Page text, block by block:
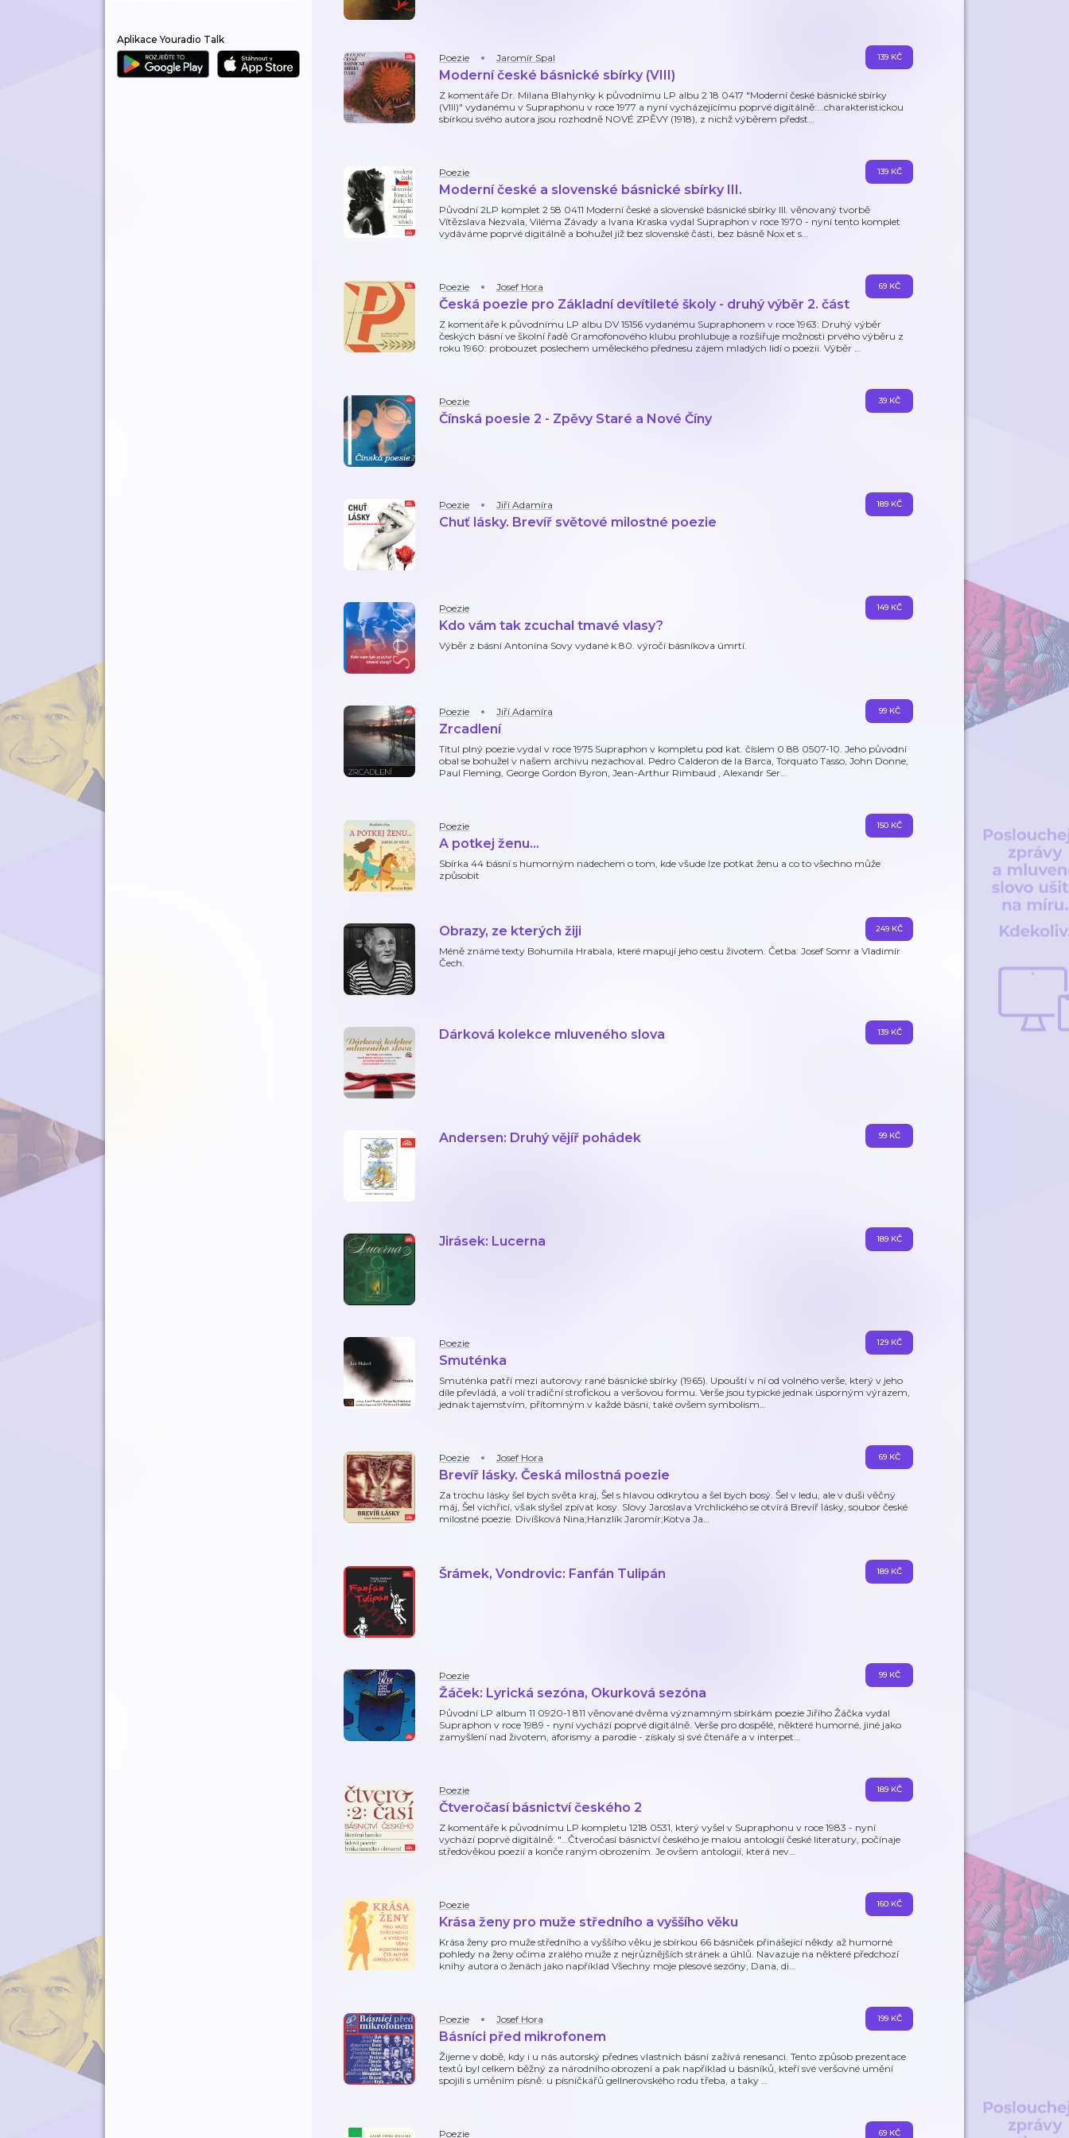
Aplikace Youradio Talk
Poezie Jaromír Spal
Moderní české básnické sbírky (VIII)
Z komentáře Dr. Milana Blahynky k původnímu LP albu 2 18 0417 "Moderní české básnické sbírky
(VIII)" vydanému v Supraphonu v roce 1977 a nyní vycházejícímu poprvé digitálně:...charakteristickou
sbírkou svého autora jsou rozhodně NOVÉ ZPĚVY (1918), z nichž výběrem předst…
139 KČ
Poezie
Moderní české a slovenské básnické sbírky III.
Původní 2LP komplet 2 58 0411 Moderní české a slovenské básnické sbírky III. věnovaný tvorbě
Vítězslava Nezvala, Viléma Závady a Ivana Kraska vydal Supraphon v roce 1970 - nyní tento komplet
vydáváme poprvé digitálně a bohužel již bez slovenské části, bez básně Nox et s…
139 KČ
Poezie Josef Hora
Česká poezie pro Základní devítileté školy - druhý výběr 2. část
Z komentáře k původnímu LP albu DV 15156 vydanému Supraphonem v roce 1963: Druhý výběr
českých básní ve školní řadě Gramofonového klubu prohlubuje a rozšiřuje možnosti prvého výběru z
roku 1960: probouzet poslechem uměleckého přednesu zájem mladých lidí o poezii. Výběr …
69 KČ
Poezie
Čínská poesie 2 - Zpěvy Staré a Nové Číny
39 KČ
Poezie Jiří Adamíra
Chuť lásky. Brevíř světové milostné poezie
189 KČ
Poezie
Kdo vám tak zcuchal tmavé vlasy?
Výběr z básní Antonína Sovy vydané k 80. výročí básníkova úmrtí.
149 KČ
Poezie Jiří Adamíra
Zrcadlení
Titul plný poezie vydal v roce 1975 Supraphon v kompletu pod kat. číslem 0 88 0507-10. Jeho původní
obal se bohužel v našem archivu nezachoval. Pedro Calderon de la Barca, Torquato Tasso, John Donne,
Paul Fleming, George Gordon Byron, Jean-Arthur Rimbaud , Alexandr Ser…
99 KČ
Poezie
A potkej ženu…
Sbírka 44 básní s humorným nádechem o tom, kde všude lze potkat ženu a co to všechno může
způsobit
150 KČ
Obrazy, ze kterých žiji
Méně známé texty Bohumila Hrabala, které mapují jeho cestu životem. Četba: Josef Somr a Vladimír
Čech.
249 KČ
Dárková kolekce mluveného slova 139 KČ
Andersen: Druhý vějíř pohádek 99 KČ
Jirásek: Lucerna 189 KČ
Poezie
Smuténka
Smuténka patří mezi autorovy rané básnické sbírky (1965). Upouští v ní od volného verše, který v jeho
díle převládá, a volí tradiční strofickou a veršovou formu. Verše jsou typické jednak úsporným výrazem,
jednak tajemstvím, přítomným v každé básni, také ovšem symbolism…
129 KČ
Poezie Josef Hora
Brevíř lásky. Česká milostná poezie
Za trochu lásky šel bych světa kraj, Šel s hlavou odkrytou a šel bych bosý. Šel v ledu, ale v duši věčný
máj, Šel vichřicí, však slyšel zpívat kosy. Slovy Jaroslava Vrchlického se otvírá Brevíř lásky, soubor české
milostné poezie. Divíšková Nina;Hanzlík Jaromír;Kotva Ja…
69 KČ
Šrámek, Vondrovic: Fanfán Tulipán 189 KČ
Poezie
Žáček: Lyrická sezóna, Okurková sezóna
Původní LP album 11 0920-1 811 věnované dvěma významným sbírkám poezie Jiřího Žáčka vydal
Supraphon v roce 1989 - nyní vychází poprvé digitálně. Verše pro dospělé, některé humorné, jiné jako
zamyšlení nad životem, aforismy a parodie - získaly si své čtenáře a v interpet…
99 KČ
Poezie
Čtveročasí básnictví českého 2
Z komentáře k původnímu LP kompletu 1218 0531, který vyšel v Supraphonu v roce 1983 - nyní
vychází poprvé digitálně: "...Čtveročasí básnictví českého je malou antologií české literatury, počínaje
středověkou poezií a konče raným obrozením. Je ovšem antologií, která nev…
189 KČ
Poezie
Krása ženy pro muže středního a vyššího věku
Krása ženy pro muže středního a vyššího věku je sbírkou 66 básniček přinášející někdy až humorné
pohledy na ženy očima zralého muže z nejrůznějších stránek a úhlů. Navazuje na některé předchozí
knihy autora o ženách jako například Všechny moje plesové sezóny, Dana, di…
160 KČ
Poezie Josef Hora
Básníci před mikrofonem
Žijeme v době, kdy i u nás autorský přednes vlastních básní zažívá renesanci. Tento způsob prezentace
textů byl celkem běžný za národního obrození a pak například u básníků, kteří své veršovné umění
spojili s uměním písně: u písničkářů gellnerovského rodu třeba, a taky …
199 KČ
Poezie 69 KČ